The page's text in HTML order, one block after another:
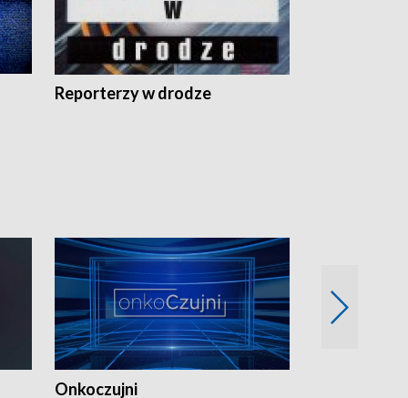
Reporterzy w drodze
Onkoczujni